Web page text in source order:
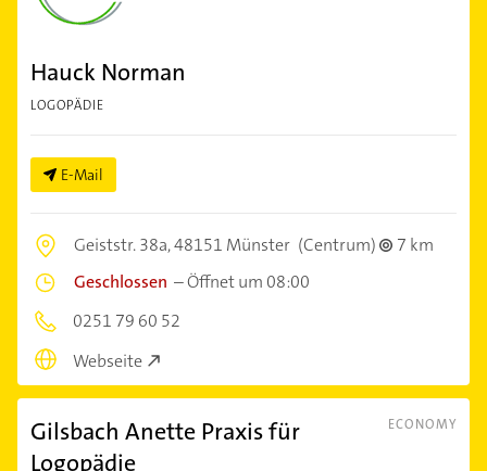
Hauck Norman
LOGOPÄDIE
E-Mail
Geiststr. 38a,48151 Münster (Centrum)
7 km
Geschlossen –Öffnet um 08:00
0251 79 60 52
Webseite
ECONOMY
Gilsbach Anette Praxis für
Logopädie